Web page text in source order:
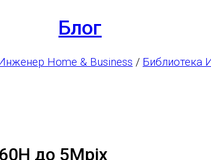
Блог
Home & Business / Библиотека
до 5Mpix